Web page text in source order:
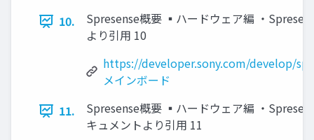
10.
Spresense概要 ▪ハードウェア編 ・
より引用 10
https://developer.sony.com/develop/
メインボード
11.
Spresense概要 ▪ハードウェア編 ・
キュメントより引用 11